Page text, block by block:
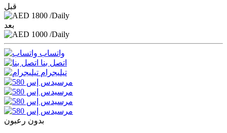
قبل
1800 /Daily
بعد
1000 /Daily
واتساب
اتصل بنا
تيليجرام
بدون رعبون